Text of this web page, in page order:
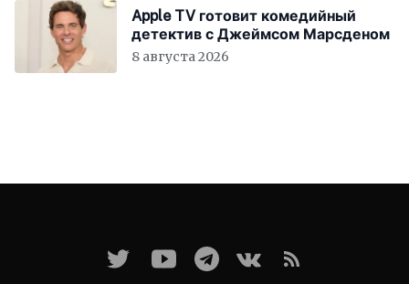
Apple TV готовит комедийный
детектив с Джеймсом Марсденом
8 августа 2026